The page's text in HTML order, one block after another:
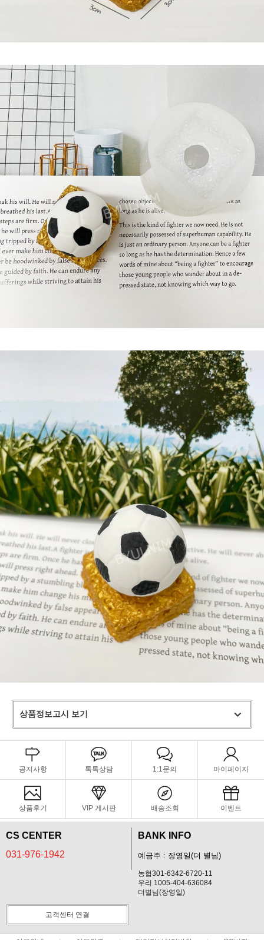
상품정보고시 보기
공지사항 톡톡상담 1:1문의 마이페이지
상품후기 VIP 게시판 배송조회 이벤트
CS CENTER
031-976-1942
BANK INFO
예금주 : 장영일(더 별님)
농협301-6342-6720-11
우리 1005-404-636084
더별님(장영일)
고객센터 연결